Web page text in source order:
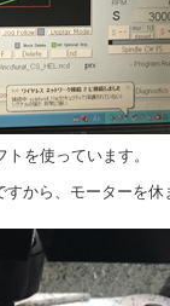
を使っています。
すから、モーターを休